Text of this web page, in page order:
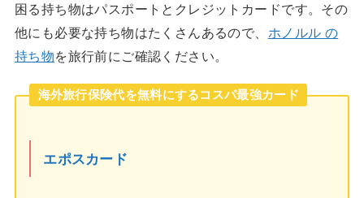
困る持ち物はパスポートとクレジットカードです。その
他にも必要な持ち物はたくさんあるので、 ホノルル の
持ち物を旅行前にご確認ください。
海外旅行保険代を無料にするコスパ最強カード
エポスカード